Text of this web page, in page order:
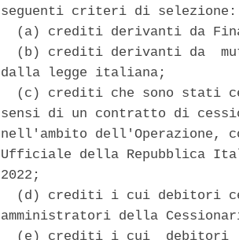
seguenti criteri di
(a) crediti derivanti da
(b) crediti derivanti da
dalla legge italiana;
(c) crediti che sono stati
sensi di un contratto di
nell'ambito dell'Operazione,
Ufficiale della Repubblica
2022;
(d) crediti i cui debitori
amministratori della
(e) crediti i cui  debitori